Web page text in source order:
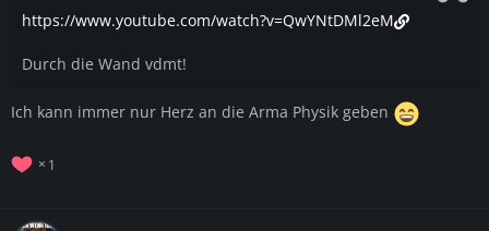
https://www.youtube.com/watch?v=QwYNtDMl2eM
Durch die Wand vdmt!
Ich kann immer nur Herz an die Arma Physik geben
1